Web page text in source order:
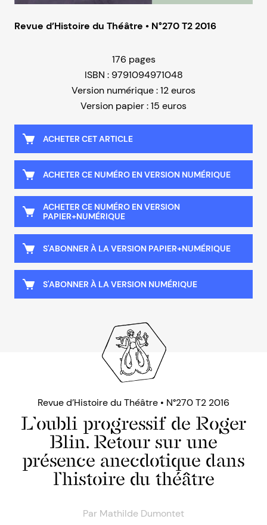
Revue d’Histoire du Théâtre • N°270 T2 2016
176 pages
ISBN : 9791094971048
Version numérique : 12 euros
Version papier : 15 euros
ACHETER CET ARTICLE
ACHETER CE NUMÉRO EN VERSION NUMÉRIQUE
ACHETER CE NUMÉRO EN VERSION
PAPIER+NUMÉRIQUE
S'ABONNER À LA VERSION PAPIER+NUMÉRIQUE
S'ABONNER À LA VERSION NUMÉRIQUE
Revue d’Histoire du Théâtre • N°270 T2 2016
L’oubli progressif de Roger
Blin. Retour sur une
présence anecdotique dans
l’histoire du théâtre
Par Mathilde Dumontet